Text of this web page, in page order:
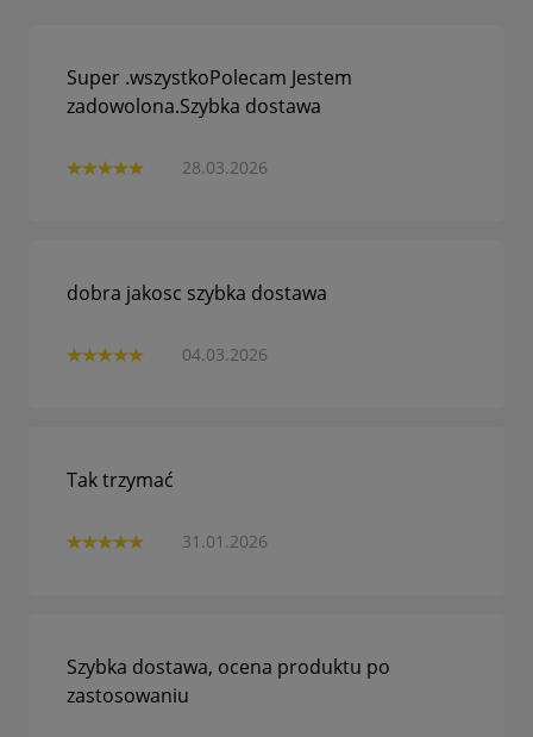
28.03.2026
Super .wszystkoPolecam Jestem
zadowolona.Szybka dostawa
04.03.2026
dobra jakosc szybka dostawa
31.01.2026
Tak trzymać
Szybka dostawa, ocena produktu po
zastosowaniu